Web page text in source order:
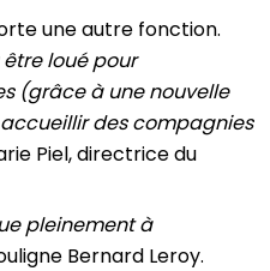
une autre fonction.
loué pour
(grâce à une nouvelle
des compagnies
Piel, directrice du
pleinement à
Bernard Leroy.